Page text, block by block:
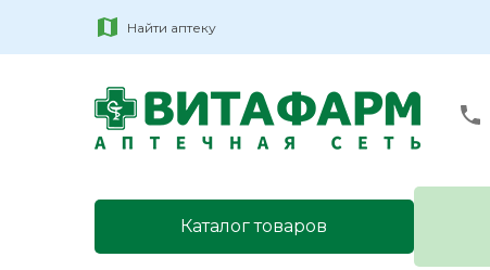
Найти аптеку
Каталог товаров